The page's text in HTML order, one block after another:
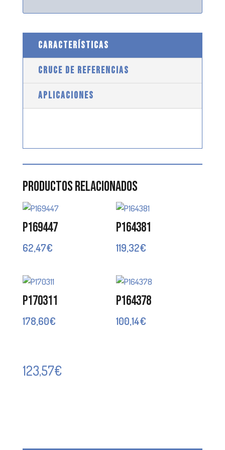
CARACTERÍSTICAS
CRUCE DE REFERENCIAS
APLICACIONES
Productos relacionados
P169447
62,47€
P164381
119,32€
P170311
178,60€
P164378
100,14€
123,57€